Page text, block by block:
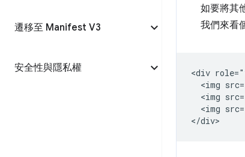
遷移至 Manifest V3
安全性與隱私權
如要將其
我們來看
<div
<img
<img
<img